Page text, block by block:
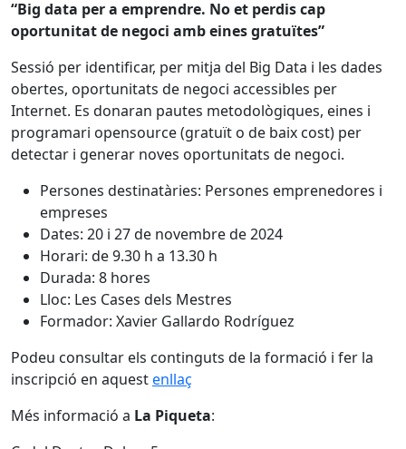
“Big data per a emprendre. No et perdis cap
oportunitat de negoci amb eines gratuïtes”
Sessió per identificar, per mitja del Big Data i les dades
obertes, oportunitats de negoci accessibles per
Internet. Es donaran pautes metodològiques, eines i
programari opensource (gratuït o de baix cost) per
detectar i generar noves oportunitats de negoci.
Persones destinatàries: Persones emprenedores i
empreses
Dates: 20 i 27 de novembre de 2024
Horari: de 9.30 h a 13.30 h
Durada: 8 hores
Lloc: Les Cases dels Mestres
Formador: Xavier Gallardo Rodríguez
Podeu consultar els continguts de la formació i fer la
inscripció en aquestenllaç
Més informació a La Piqueta: